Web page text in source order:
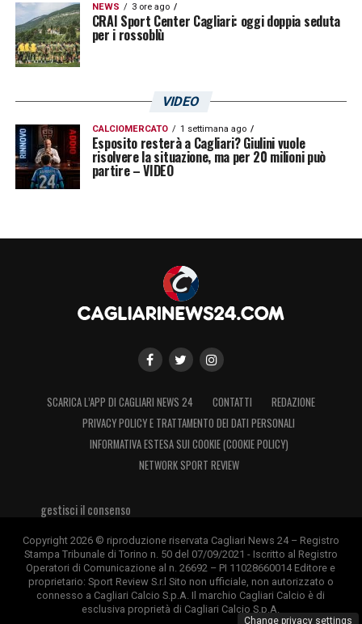
NEWS 3 ore ago
CRAI Sport Center Cagliari: oggi doppia seduta
per i rossoblù
VIDEO
CALCIOMERCATO 1 settimana ago
Esposito resterà a Cagliari? Giulini vuole
risolvere la situazione, ma per 20 milioni può
partire – VIDEO
SCARICA L’APP DI CAGLIARI NEWS 24 CONTATTI
REDAZIONE
PRIVACY POLICY E TRATTAMENTO DEI DATI PERSONALI
INFORMATIVA ESTESA SUI COOKIE (COOKIE POLICY)
NETWORK SPORT REVIEW
gestisci il consenso
Copyright 2026 © riproduzione riservata Cagliari News 24 – Registro
Stampa Tribunale di Torino n. 50 del 07/09/2021 - Iscritto al Registro
Operatori di Comunicazione al n. 26692 – PI 11028660014 Editore e
proprietario: Sport Review S.r.l Sito non ufficiale, non autorizzato o
connesso a Cagliari Calcio S.p.A. Il marchio Cagliari Calcio è di
esclusiva proprietà di Cagliari Calcio S.p.A.
Change privacy settings